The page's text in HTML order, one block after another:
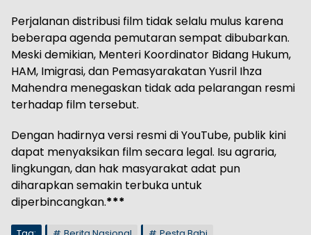
Perjalanan distribusi film tidak selalu mulus karena
beberapa agenda pemutaran sempat dibubarkan.
Meski demikian, Menteri Koordinator Bidang Hukum,
HAM, Imigrasi, dan Pemasyarakatan Yusril Ihza
Mahendra menegaskan tidak ada pelarangan resmi
terhadap film tersebut.
Dengan hadirnya versi resmi di YouTube, publik kini
dapat menyaksikan film secara legal. Isu agraria,
lingkungan, dan hak masyarakat adat pun
diharapkan semakin terbuka untuk
diperbincangkan.***